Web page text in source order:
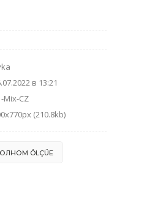
в 13:21
Mix-CZ
(210.8kb)
ÖLÇÜЕ